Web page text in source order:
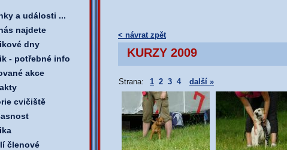
a události ...
najdete
dny
- potřebné info
akce
cvičiště
členové
< návrat zpět
KURZY 2009
Strana: 1 2 3 4 další »